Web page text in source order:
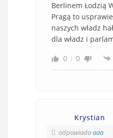
Berlinem Łodzią
Pragą to
naszych władz
dla władz i
0
0
Krystian
odpowiadaaaa